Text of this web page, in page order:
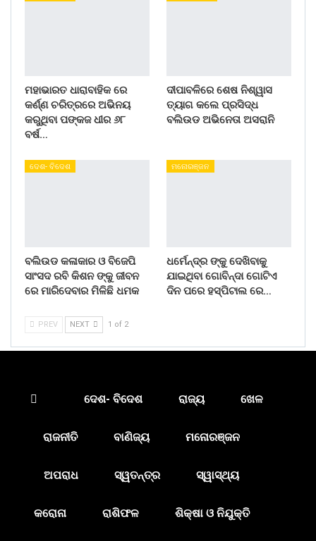
ମହାଭାରତ ଧାରାବାହିକ ରେ
କର୍ଣ୍ଣ ଚରିତ୍ରରେ ଅଭିନୟ
କରୁଥିବା ପଙ୍କଜ ଧୀର ୬୮
ବର୍ଷ…
ଦୀପାବଳିରେ ଶେଷ ନିଶ୍ୱାସ
ତ୍ୟାଗ କଲେ ପ୍ରସିଦ୍ଧ
ବଲିଉଡ ଅଭିନେତା ଅସରାନି
ଦେଶ- ବିଦେଶ
ବଲିଉଡ କଳାକାର ଓ ବିଜେପି
ସାଂସଦ ରବି କିଶନ ଙ୍କୁ ଜୀବନ
ରେ ମାରିଦେବାର ମିଳିଛି ଧମକ
ମନୋରଞ୍ଜନ
ଧର୍ମେନ୍ଦ୍ର ଙ୍କୁ ଦେଖିବାକୁ
ଯାଇଥିବା ଗୋବିନ୍ଦା ଗୋଟିଏ
ଦିନ ପରେ ହସ୍ପିଟାଲ ରେ…
PREV NEXT 1 of 2
ଦେଶ- ବିଦେଶ ରାଜ୍ୟ ଖେଳ
ରାଜନୀତି ବାଣିଜ୍ୟ ମନୋରଞ୍ଜନ
ଅପରାଧ ସ୍ୱତନ୍ତ୍ର ସ୍ୱାସ୍ଥ୍ୟ
କରୋନା ରାଶିଫଳ ଶିକ୍ଷା ଓ ନିଯୁକ୍ତି